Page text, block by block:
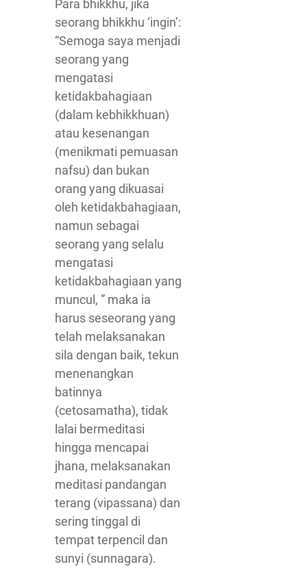
Para bhikkhu, jika
seorang bhikkhu ‘ingin’:
“Semoga saya menjadi
seorang yang
mengatasi
ketidakbahagiaan
(dalam kebhikkhuan)
atau kesenangan
(menikmati pemuasan
nafsu) dan bukan
orang yang dikuasai
oleh ketidakbahagiaan,
namun sebagai
seorang yang selalu
mengatasi
ketidakbahagiaan yang
muncul, ” maka ia
harus seseorang yang
telah melaksanakan
sila dengan baik, tekun
menenangkan
batinnya
(cetosamatha), tidak
lalai bermeditasi
hingga mencapai
jhana, melaksanakan
meditasi pandangan
terang (vipassana) dan
sering tinggal di
tempat terpencil dan
sunyi (sunnagara).